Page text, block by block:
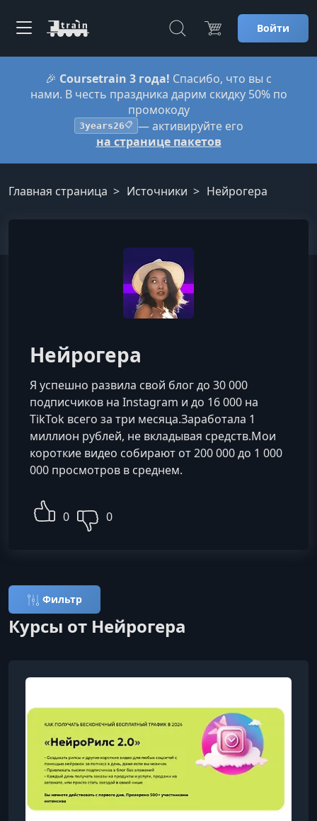
Войти
🎉 Coursetrain 3 года! Спасибо, что вы с
нами. В честь праздника дарим скидку 50% по
промокоду
3years26📋 — активируйте его
на странице пакетов
Главная страница Источники Нейрогера
Нейрогера
Я успешно развила свой блог до 30 000
подписчиков на Instagram и до 16 000 на
TikTok всего за три месяца.Заработала 1
миллион рублей, не вкладывая средств.Мои
короткие видео собирают от 200 000 до 1 000
000 просмотров в среднем.
0 0
Фильтр
Курсы от Нейрогера